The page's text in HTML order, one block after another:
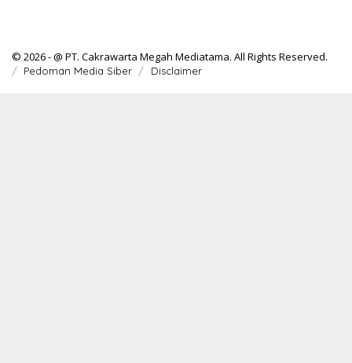
© 2026 - @ PT. Cakrawarta Megah Mediatama. All Rights Reserved.
Pedoman Media Siber Disclaimer